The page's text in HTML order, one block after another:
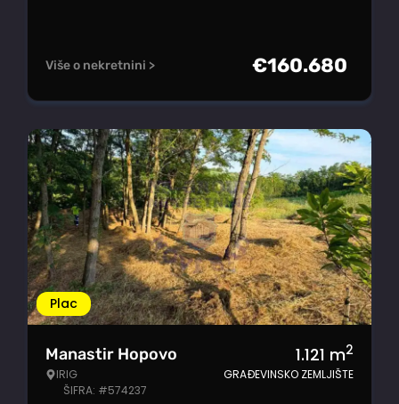
Više o nekretnini > €160.680
Plac
Manastir Hopovo
IRIG
ŠIFRA: #574237
1.121 m2
GRAĐEVINSKO ZEMLJIŠTE